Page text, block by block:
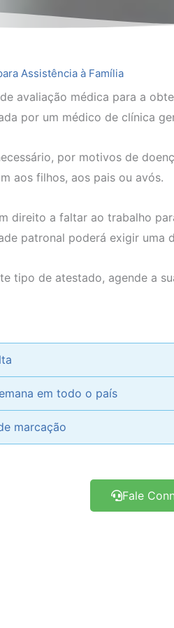
Assistência à Família
avaliação médica para a
por um médico de clínica
por motivos de
aos filhos, aos pais ou avós.
direito a faltar ao trabalho
patronal poderá exigir
tipo de atestado, agende a
em todo o país
marcação
Fale